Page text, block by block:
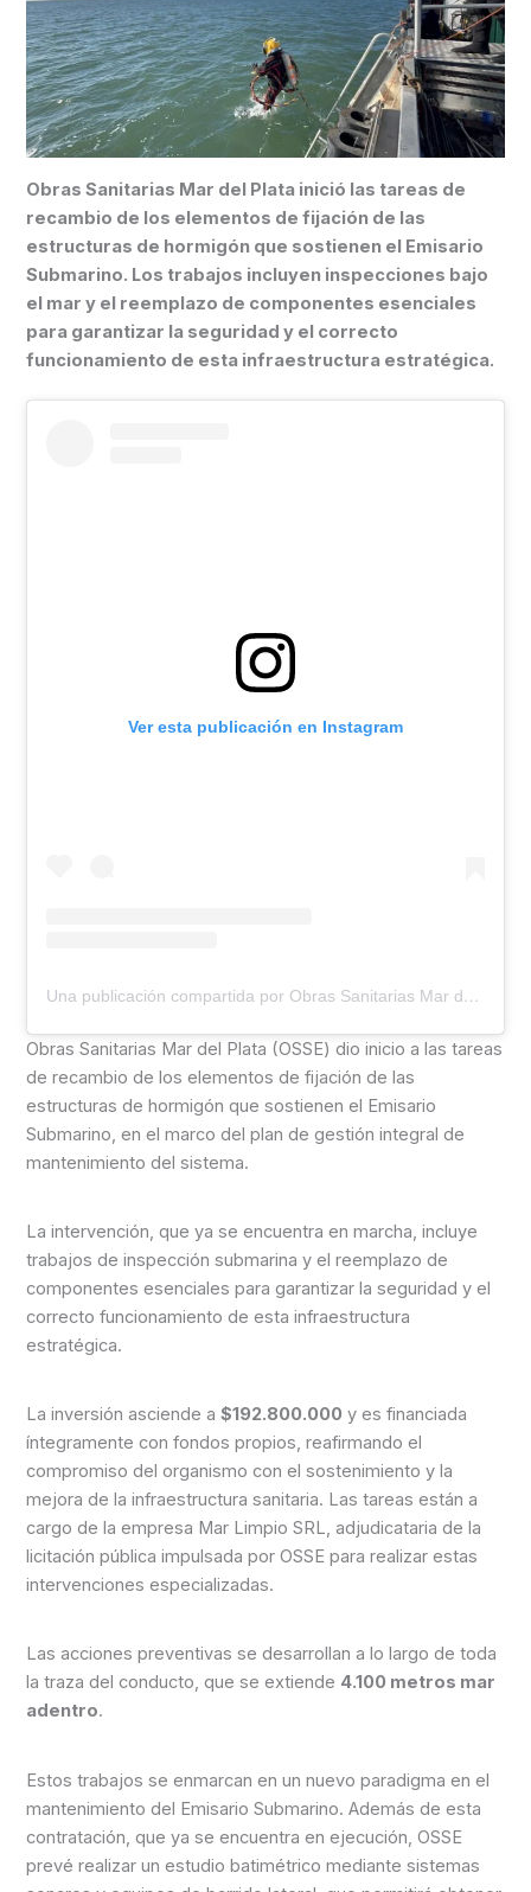
Obras Sanitarias Mar del Plata inició las tareas de
recambio de los elementos de fijación de las
estructuras de hormigón que sostienen el Emisario
Submarino. Los trabajos incluyen inspecciones bajo
el mar y el reemplazo de componentes esenciales
para garantizar la seguridad y el correcto
funcionamiento de esta infraestructura estratégica.
Ver esta publicación en Instagram
Una publicación compartida por Obras Sanitarias Mar del Plata (@ossemgp)
Obras Sanitarias Mar del Plata (OSSE) dio inicio a las tareas
de recambio de los elementos de fijación de las
estructuras de hormigón que sostienen el Emisario
Submarino, en el marco del plan de gestión integral de
mantenimiento del sistema.
La intervención, que ya se encuentra en marcha, incluye
trabajos de inspección submarina y el reemplazo de
componentes esenciales para garantizar la seguridad y el
correcto funcionamiento de esta infraestructura
estratégica.
La inversión asciende a$192.800.000 y es financiada
íntegramente con fondos propios, reafirmando el
compromiso del organismo con el sostenimiento y la
mejora de la infraestructura sanitaria. Las tareas están a
cargo de la empresa Mar Limpio SRL, adjudicataria de la
licitación pública impulsada por OSSE para realizar estas
intervenciones especializadas.
Las acciones preventivas se desarrollan a lo largo de toda
la traza del conducto, que se extiende 4.100 metros mar
adentro.
Estos trabajos se enmarcan en un nuevo paradigma en el
mantenimiento del Emisario Submarino. Además de esta
contratación, que ya se encuentra en ejecución, OSSE
prevé realizar un estudio batimétrico mediante sistemas